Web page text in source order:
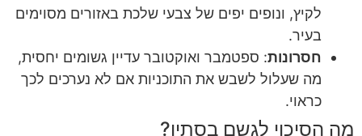
לקיץ, ונופים יפים של צבעי שלכת באזורים מסוימים
בעיר.
חסרונות: ספטמבר ואוקטובר עדיין גשומים יחסית,
מה שעלול לשבש את התוכניות אם לא נערכים לכך
כראוי.
מה הסיכוי לגשם בסתיו?